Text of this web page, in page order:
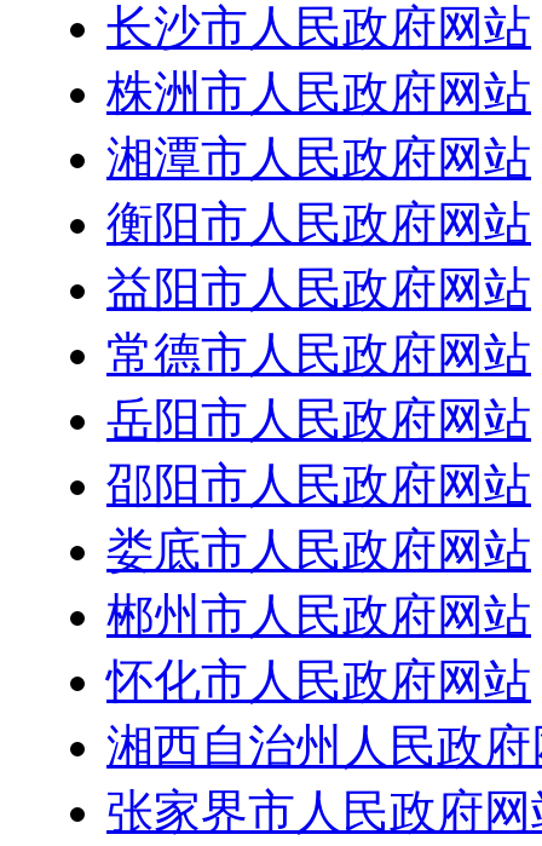
长沙市人民政府网站
株洲市人民政府网站
湘潭市人民政府网站
衡阳市人民政府网站
益阳市人民政府网站
常德市人民政府网站
岳阳市人民政府网站
邵阳市人民政府网站
娄底市人民政府网站
郴州市人民政府网站
怀化市人民政府网站
湘西自治州人民政
张家界市人民政府网